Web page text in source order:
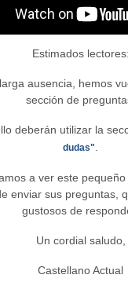
Estimados lectores:
ausencia, hemos
sección de
deberán utilizar la
dudas".
a ver este
enviar sus preguntas,
gustosos de
Un cordial saludo,
Castellano Actual